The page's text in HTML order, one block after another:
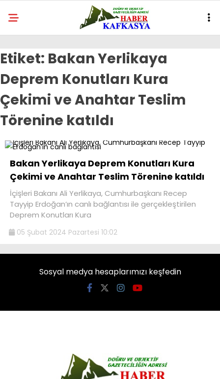
Etiket: Bakan Yerlikaya
Deprem Konutları Kura
Çekimi ve Anahtar Teslim
Törenine katıldı
Bakan Yerlikaya Deprem Konutları Kura
Çekimi ve Anahtar Teslim Törenine katıldı
İçişleri Bakanı Ali Yerlikaya, Cumhurbaşkanı Recep
Tayyip Erdoğan’ın canlı bağlantısı ile gerçekleştirilen
Deprem Konutları Kura
05 Şubat 2024 Pazartesi 10:02
Sosyal medya hesaplarımızı keşfedin